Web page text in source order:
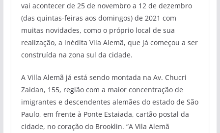
vai acontecer de 25 de novembro a 12 de dezembro
(das quintas-feiras aos domingos) de 2021 com
muitas novidades, como o próprio local de sua
realização, a inédita Vila Alemã, que já começou a ser
construída na zona sul da cidade.
A Villa Alemã já está sendo montada na Av. Chucri
Zaidan, 155, região com a maior concentração de
imigrantes e descendentes alemães do estado de São
Paulo, em frente à Ponte Estaiada, cartão postal da
cidade, no coração do Brooklin. “A Vila Alemã